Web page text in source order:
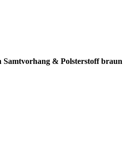
Samtvorhang & Polsterstoff braun